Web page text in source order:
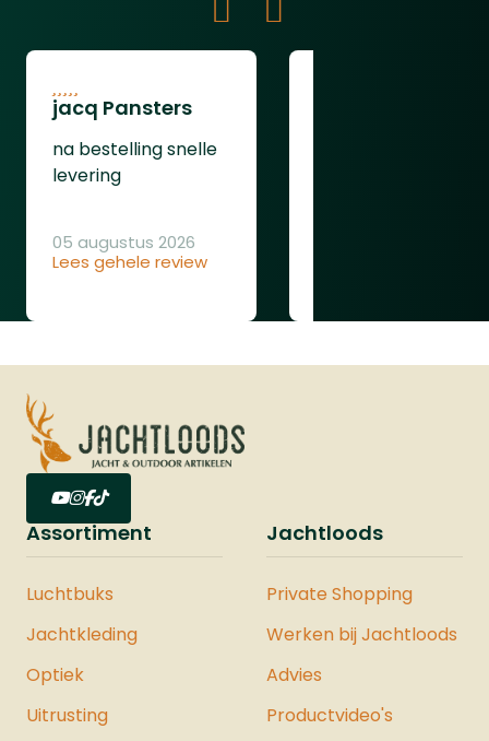
jacq Pansters
na bestelling snelle
levering
Lees gehele review
05 augustus 2026
Assortiment
Luchtbuks
Jachtkleding
Optiek
Uitrusting
Jachtloods
Private Shopping
Werken bij Jachtloods
Advies
Productvideo's